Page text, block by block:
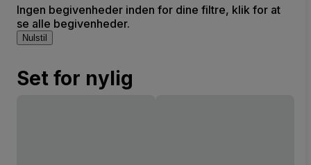
Ingen begivenheder inden for dine filtre, klik for at
se alle begivenheder.
Nulstil
Set for nylig